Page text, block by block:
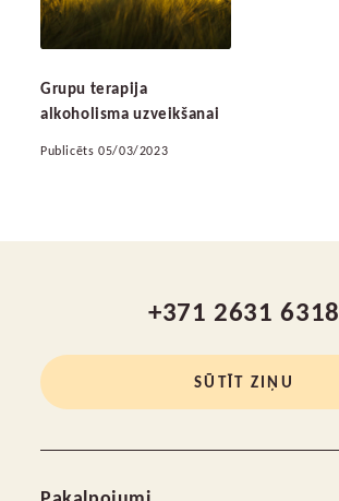
Grupu terapija
alkoholisma uzveikšanai
Publicēts 05/03/2023
+371 2631 6318
SŪTĪT ZIŅU